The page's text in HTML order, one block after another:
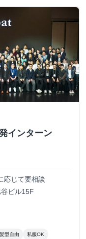
インターン
応じて要相談
ビル15F
髪型自由 私服OK